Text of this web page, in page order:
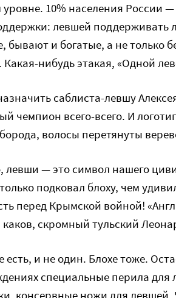
уровне. 10% населения России
левшей поддерживать
бывают и богатые, а не только
нибудь этакая, «Одной
саблиста-левшу
чемпион всего-всего. И
волосы перетянуты
левши — это символ нашего
подковал блоху, чем
перед Крымской войной!
каков, скромный тульский
и не один. Блохе тоже.
специальные перила для
консервные ножи для